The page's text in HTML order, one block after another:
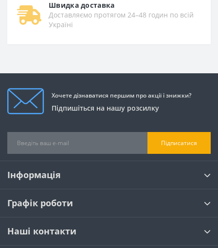
Швидка доставка
Доставляємо протягом 24–48 годин по всій
Україні
Хочете дізнаватися першим про акції і знижки?
Підпишіться на нашу розсилку
Підписатися
Інформація
Графік роботи
Наші контакти